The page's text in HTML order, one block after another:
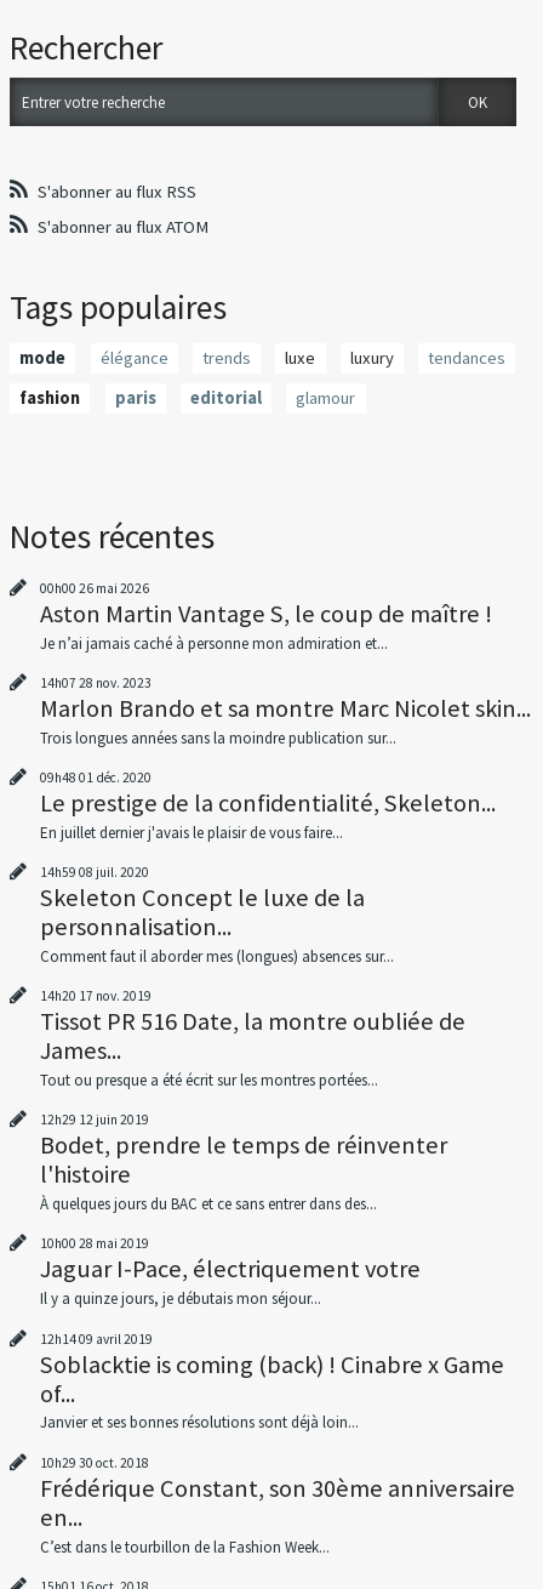
Rechercher
S'abonner au flux RSS
S'abonner au flux ATOM
Tags populaires
mode élégance trends luxe luxury
tendances
fashion
paris editorial glamour
Notes récentes
00h00 26 mai 2026
Aston Martin Vantage S, le coup de maître !
Je n’ai jamais caché à personne mon admiration et...
14h07 28 nov. 2023
Marlon Brando et sa montre Marc Nicolet skin...
Trois longues années sans la moindre publication sur...
09h48 01 déc. 2020
Le prestige de la confidentialité, Skeleton...
En juillet dernier j'avais le plaisir de vous faire...
14h59 08 juil. 2020
Skeleton Concept le luxe de la
personnalisation...
Comment faut il aborder mes (longues) absences sur...
14h20 17 nov. 2019
Tissot PR 516 Date, la montre oubliée de
James...
Tout ou presque a été écrit sur les montres portées...
12h29 12 juin 2019
Bodet, prendre le temps de réinventer
l'histoire
À quelques jours du BAC et ce sans entrer dans des...
10h00 28 mai 2019
Jaguar I-Pace, électriquement votre
Il y a quinze jours, je débutais mon séjour...
12h1409 avril 2019
Soblacktie is coming (back) ! Cinabre x Game
of...
Janvier et ses bonnes résolutions sont déjà loin...
10h29 30 oct. 2018
Frédérique Constant, son 30ème anniversaire
en...
C’est dans le tourbillon de la Fashion Week...